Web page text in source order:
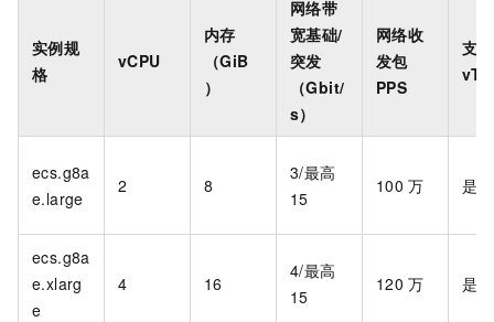
实例规
格
vCPU
内存
（GiB
）
网络带
宽基础/
突发
（Gbit/
s）
网络收
发包
PPS
支持
ecs.g8a
e.large
2 8
3/最高
15
100 万 是
ecs.g8a
e.xlarg
e
4 16
4/最高
15
120 万 是